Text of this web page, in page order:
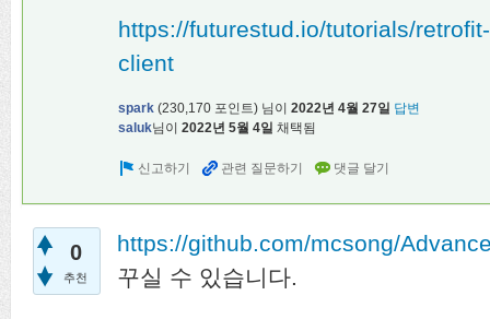
https://futurestud.io/tutorials/
client
spark (230,170 포인트) 님이 2022년 4월 27일 답변
saluk님이 2022년 5월 4일 채택됨
0
추천
https://github.com/mcsong/
꾸실 수 있습니다.